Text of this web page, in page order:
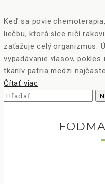
Keď sa povie
liečbu, ktorá síce ničí
zaťažuje celý organizmus.
vypadávanie vlasov,
tkanív patria medzi
Čítať viac
Hľadať: